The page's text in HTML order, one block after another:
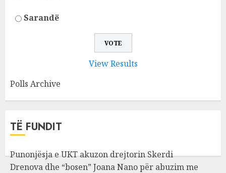
Sarandë
View Results
Polls Archive
TË FUNDIT
Punonjësja e UKT akuzon drejtorin Skerdi
Drenova dhe “bosen” Joana Nano për abuzim me